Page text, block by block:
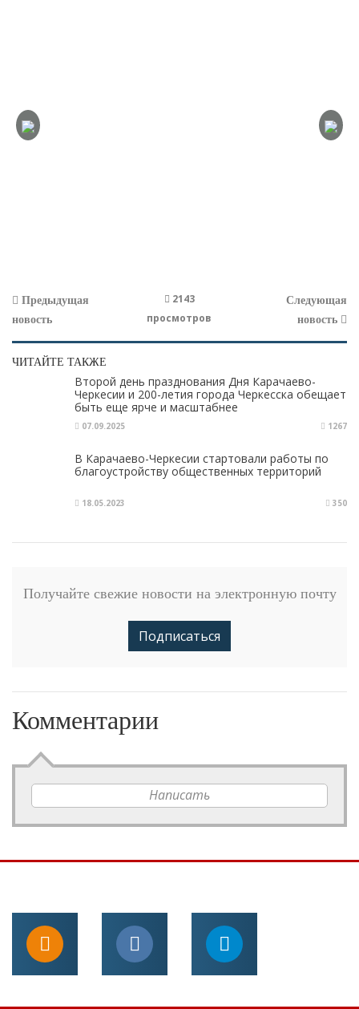
Предыдущая
новость
2143
просмотров
Следующая
новость
ЧИТАЙТЕ ТАКЖЕ
Второй день празднования Дня Карачаево-
Черкесии и 200-летия города Черкесска обещает
быть еще ярче и масштабнее
07.09.2025 1267
В Карачаево-Черкесии стартовали работы по
благоустройству общественных территорий
18.05.2023 350
Получайте свежие новости на электронную почту
Подписаться
Комментарии
Написать